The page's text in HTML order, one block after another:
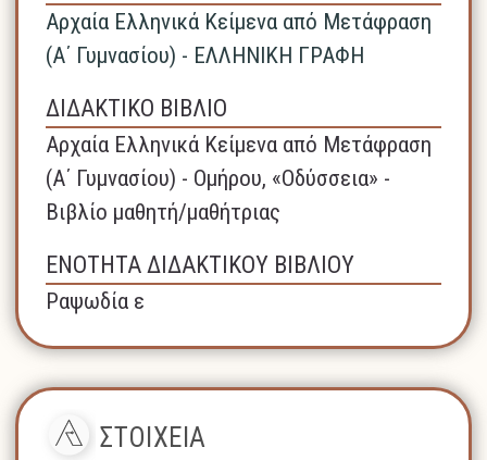
Αρχαία Ελληνικά Κείμενα από Μετάφραση
(Α΄ Γυμνασίου) - ΕΛΛΗΝΙΚΗ ΓΡΑΦΗ
ΔΙΔΑΚΤΙΚΟ ΒΙΒΛΙΟ
Αρχαία Ελληνικά Κείμενα από Μετάφραση
(Α΄ Γυμνασίου) - Ομήρου, «Οδύσσεια» -
Βιβλίο μαθητή/μαθήτριας
ΕΝΟΤΗΤΑ ΔΙΔΑΚΤΙΚΟΥ ΒΙΒΛΙΟΥ
Ραψωδία ε
ΣΤΟΙΧΕΙΑ